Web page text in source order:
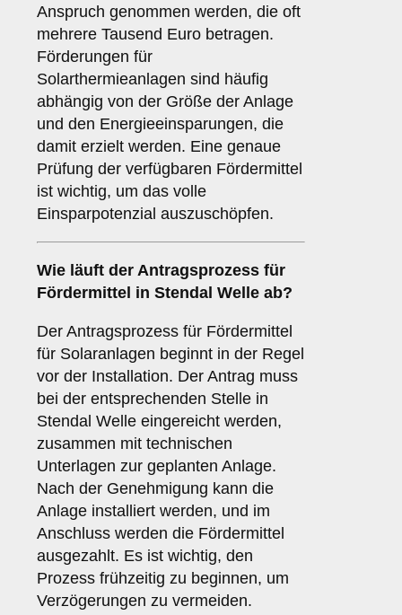
Anspruch genommen werden, die oft
mehrere Tausend Euro betragen.
Förderungen für
Solarthermieanlagen sind häufig
abhängig von der Größe der Anlage
und den Energieeinsparungen, die
damit erzielt werden. Eine genaue
Prüfung der verfügbaren Fördermittel
ist wichtig, um das volle
Einsparpotenzial auszuschöpfen.
Wie läuft der Antragsprozess für
Fördermittel in Stendal Welle ab?
Der Antragsprozess für Fördermittel
für Solaranlagen beginnt in der Regel
vor der Installation. Der Antrag muss
bei der entsprechenden Stelle in
Stendal Welle eingereicht werden,
zusammen mit technischen
Unterlagen zur geplanten Anlage.
Nach der Genehmigung kann die
Anlage installiert werden, und im
Anschluss werden die Fördermittel
ausgezahlt. Es ist wichtig, den
Prozess frühzeitig zu beginnen, um
Verzögerungen zu vermeiden.